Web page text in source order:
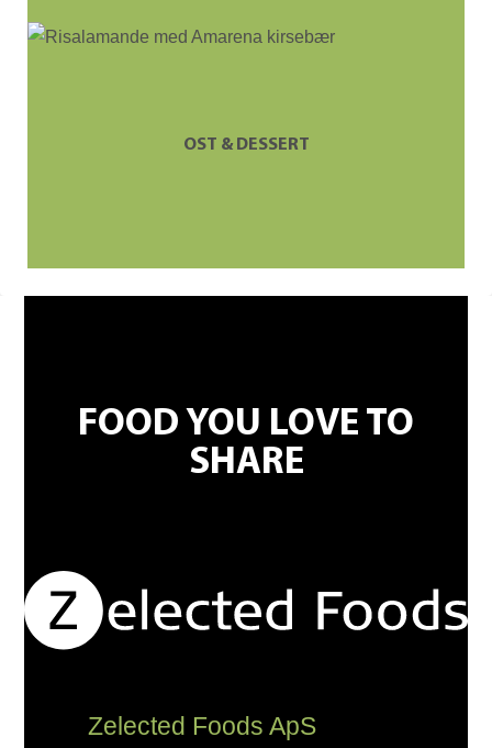
OST & DESSERT
FOOD YOU LOVE TO
SHARE
Zelected Foods ApS